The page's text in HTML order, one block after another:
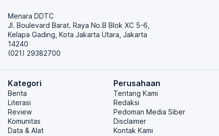
Menara DDTC
Jl. Boulevard Barat. Raya No.B Blok XC 5-6,
Kelapa Gading, Kota Jakarta Utara, Jakarta
14240
(021) 29382700
Kategori
Berita
Literasi
Review
Komunitas
Data & Alat
Perusahaan
Tentang Kami
Redaksi
Pedoman Media Siber
Disclaimer
Kontak Kami